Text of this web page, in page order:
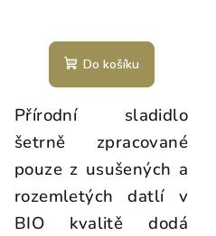
Do košíku
Přírodní sladidlo
šetrně zpracované
pouze z usušených a
rozemletých datlí v
BIO kvalitě dodá